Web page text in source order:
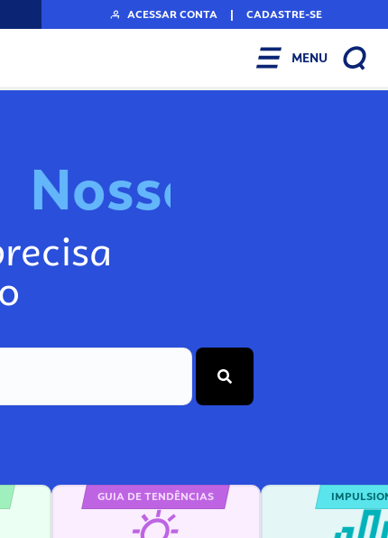
ACESSAR CONTA | CADASTRE-SE
MENU
Nosso
GUIA DE TENDÊNCIAS